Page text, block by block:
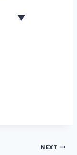
NEXT